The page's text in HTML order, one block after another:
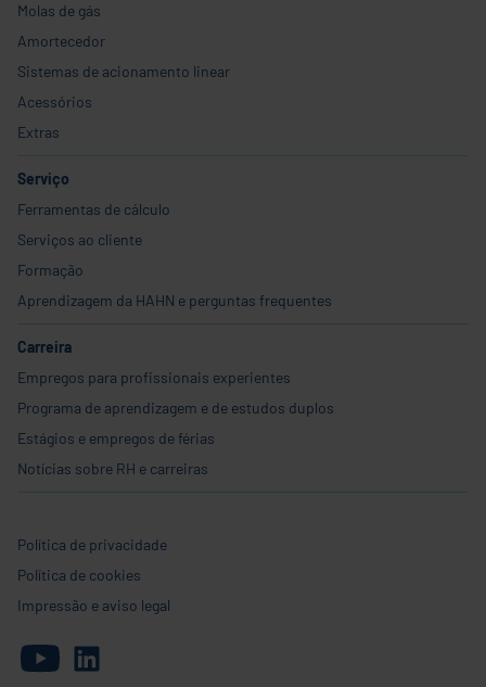
Molas de gás
Amortecedor
Sistemas de acionamento linear
Acessórios
Extras
Serviço
Ferramentas de cálculo
Serviços ao cliente
Formação
Aprendizagem da HAHN e perguntas frequentes
Carreira
Empregos para profissionais experientes
Programa de aprendizagem e de estudos duplos
Estágios e empregos de férias
Notícias sobre RH e carreiras
Política de privacidade
Política de cookies
Impressão e aviso legal